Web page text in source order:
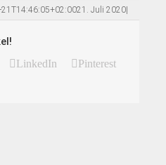
21. Juli 2020|
LinkedIn
Pinterest